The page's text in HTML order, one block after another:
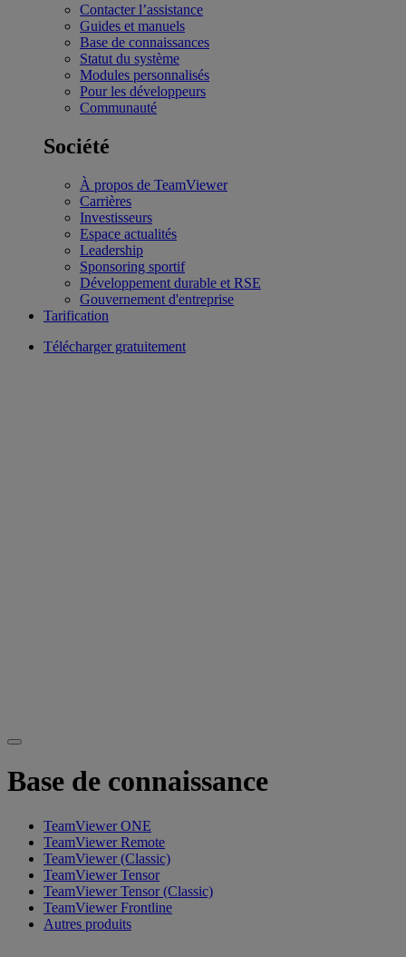
Contacter l’assistance
Guides et manuels
Base de connaissances
Statut du système
Modules personnalisés
Pour les développeurs
Communauté
Société
À propos de TeamViewer
Carrières
Investisseurs
Espace actualités
Leadership
Sponsoring sportif
Développement durable et RSE
Gouvernement d'entreprise
Tarification
Télécharger gratuitement
Base de connaissance
TeamViewer ONE
TeamViewer Remote
TeamViewer (Classic)
TeamViewer Tensor
TeamViewer Tensor (Classic)
TeamViewer Frontline
Autres produits